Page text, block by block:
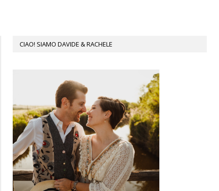
CIAO! SIAMO DAVIDE & RACHELE